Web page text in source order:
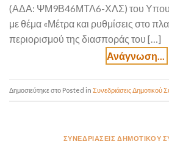
(ΑΔΑ: ΨΜ9Β46ΜΤΛ6-ΧΛΣ) του
με θέμα «Μέτρα και ρυθμίσεις στο
περιορισμού της διασποράς του […]
Posted in Συνεδριάσεις Δημοτικού
ΣΥΝΕΔΡΙΆΣΕΙΣ ΔΗΜΟΤΙΚΟΎ